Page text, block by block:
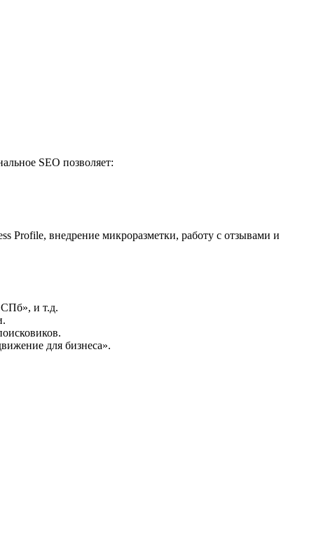
SEO позволяет:
Profile, внедрение микроразметки, работу с отзывами и
СПб», и т.д.
для бизнеса».